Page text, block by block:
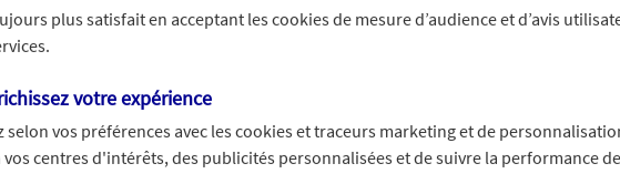
plus satisfait en acceptant les cookies de mesure d’audience et d’avis
votre expérience
selon vos préférences avec les cookies et traceurs marketing et de
vos centres d'intérêts, des publicités personnalisées et de suivre la performance